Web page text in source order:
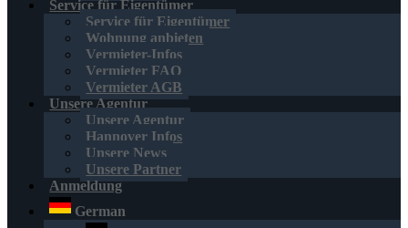
Service für Eigentümer
Service für Eigentümer
Wohnung anbieten
Vermieter-Infos
Vermieter FAQ
Vermieter AGB
Unsere Agentur
Unsere Agentur
Hannover Infos
Unsere News
Unsere Partner
Anmeldung
German